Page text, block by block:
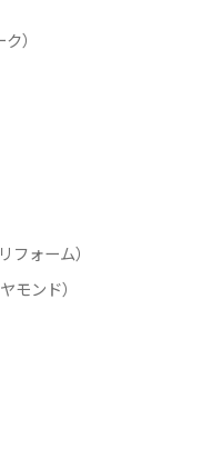
）
フォーム）
モンド）